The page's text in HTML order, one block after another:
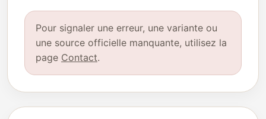
Pour signaler une erreur, une variante ou
une source officielle manquante, utilisez la
page Contact.